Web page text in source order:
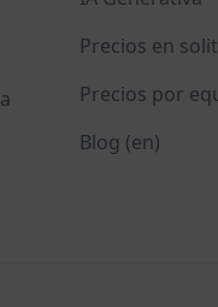
Precios en
Precios por
Blog (en)